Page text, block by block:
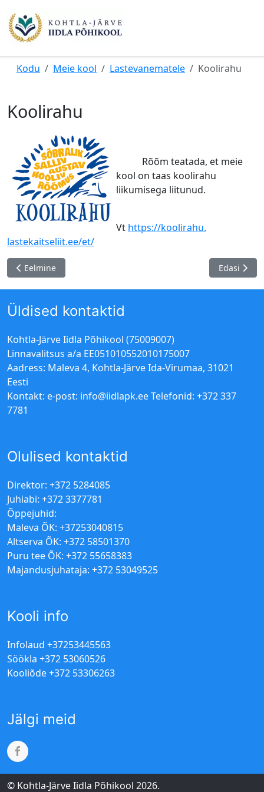
Kodu Meie kool Lastevanematele Koolirahu
Koolirahu
Rõõm teatada, et meie
kool on taas koolirahu
liikumisega liitunud.
Vt https://koolirahu.
lastekaitseliit.ee/et/
Eelmine artikkel: Kooli algus
Eelmine Järgmine
Edasi
Üldised kontaktid
Kohtla-Järve Iidla Põhikool (75009007)
Linnavalitsus a/a EE051010552010175007
Aadress: Maleva 4, Kohtla-Järve Ida-Virumaa, 31021
Eesti
Kontakt: e-post: info@iidlapk.eeTelefonid: +372 337
7781
Olulised kontaktid
Direktor: +372 5284085
Juhiabi: +372 3377781
Õppejuhid:
Maleva ÕK: +37253040815
Altserva ÕK: +372 58501370
Puru tee ÕK: +372 55658383
Majandusjuhataja: +372 53049525
Kooli info
Infolaud +37253445563
Söökla +372 53060526
Kooliõde +372 53306263
Jälgi meid
© Kohtla-Järve Iidla Põhikool 2026.